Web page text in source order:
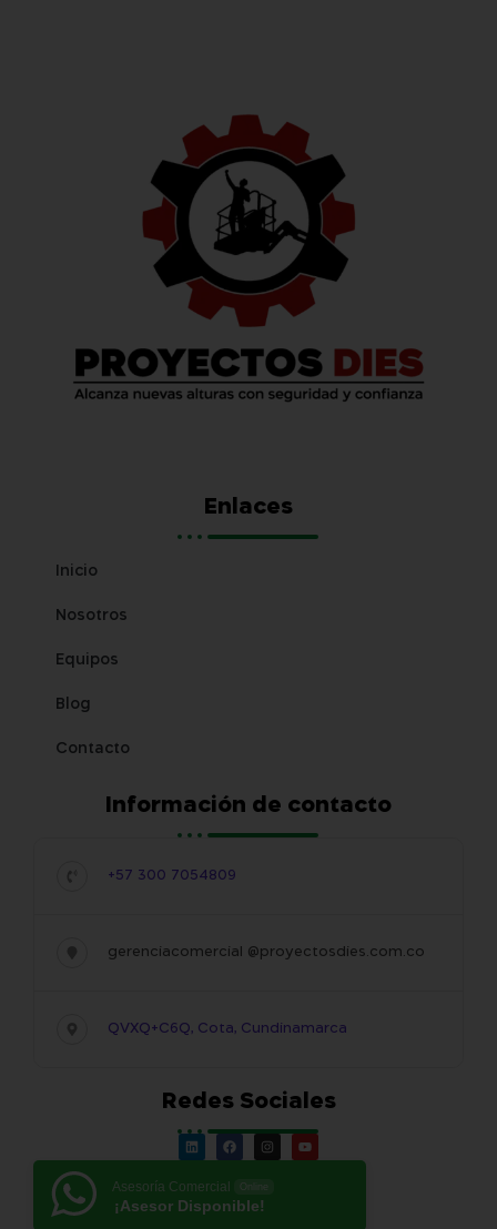
Enlaces
Inicio
Nosotros
Equipos
Blog
Contacto
Información de contacto
+57 300 7054809
gerenciacomercial @proyectosdies.com.co
QVXQ+C6Q, Cota, Cundinamarca
Redes Sociales
Asesoría Comercial
¡Asesor Disponible!